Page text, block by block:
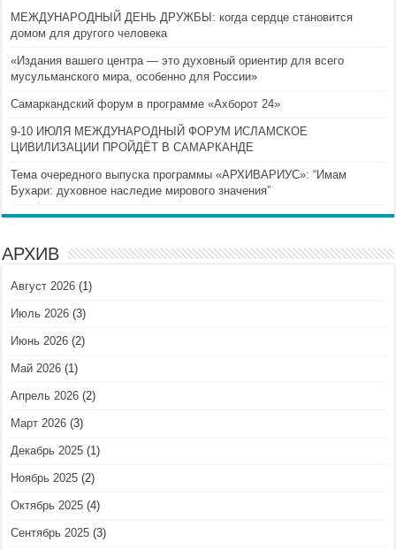
МЕЖДУНАРОДНЫЙ ДЕНЬ ДРУЖБЫ: когда сердце становится
домом для другого человека
«Издания вашего центра — это духовный ориентир для всего
мусульманского мира, особенно для России»
Самаркандский форум в программе «Ахборот 24»
9-10 ИЮЛЯ МЕЖДУНАРОДНЫЙ ФОРУМ ИСЛАМСКОЕ
ЦИВИЛИЗАЦИИ ПРОЙДЁТ В САМАРКАНДЕ
Тема очередного выпуска программы «АРХИВАРИУС»: “Имам
Бухари: духовное наследие мирового значения”
АРХИВ
Август 2026 (1)
Июль 2026 (3)
Июнь 2026 (2)
Май 2026 (1)
Апрель 2026 (2)
Март 2026 (3)
Декабрь 2025 (1)
Ноябрь 2025 (2)
Октябрь 2025 (4)
Сентябрь 2025 (3)